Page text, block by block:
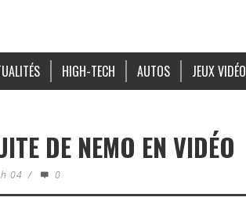
HIGH-TECH AUTOS JEUX VIDÉO
DE NEMO EN VIDÉO
04 / 0